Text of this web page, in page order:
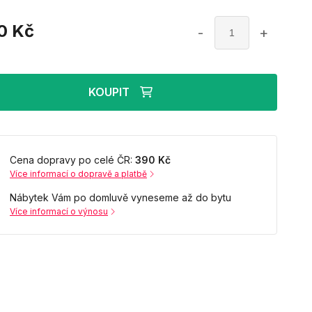
Kč - +
KOUPIT
Cena dopravy po celé ČR: 390 Kč
Více informací o dopravě a platbě
Nábytek Vám po domluvě vyneseme až do bytu
Více informací o výnosu